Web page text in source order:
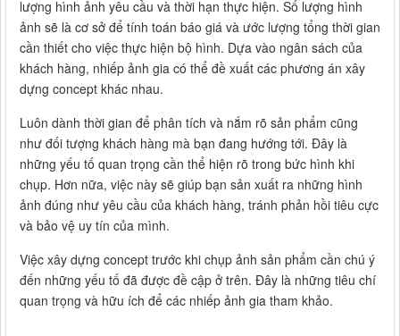
lượng hình ảnh yêu cầu và thời hạn thực hiện. Số lượng hình
ảnh sẽ là cơ sở để tính toán báo giá và ước lượng tổng thời gian
cần thiết cho việc thực hiện bộ hình. Dựa vào ngân sách của
khách hàng, nhiếp ảnh gia có thể đề xuất các phương án xây
dựng concept khác nhau.
Luôn dành thời gian để phân tích và nắm rõ sản phẩm cũng
như đối tượng khách hàng mà bạn đang hướng tới. Đây là
những yếu tố quan trọng cần thể hiện rõ trong bức hình khi
chụp. Hơn nữa, việc này sẽ giúp bạn sản xuất ra những hình
ảnh đúng như yêu cầu của khách hàng, tránh phản hồi tiêu cực
và bảo vệ uy tín của mình.
Việc xây dựng concept trước khi chụp ảnh sản phẩm cần chú ý
đến những yếu tố đã được đề cập ở trên. Đây là những tiêu chí
quan trọng và hữu ích để các nhiếp ảnh gia tham khảo.